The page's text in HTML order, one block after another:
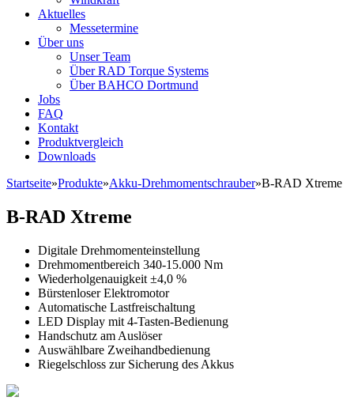
Aktuelles
Messetermine
Über uns
Unser Team
Über RAD Torque Systems
Über BAHCO Dortmund
Jobs
FAQ
Kontakt
Produktvergleich
Downloads
Startseite»Produkte»Akku-Drehmomentschrauber»B-RAD Xtreme
B-RAD Xtreme
Digitale Drehmomenteinstellung
Drehmomentbereich 340-15.000 Nm
Wiederholgenauigkeit ±4,0 %
Bürstenloser Elektromotor
Automatische Lastfreischaltung
LED Display mit 4-Tasten-Bedienung
Handschutz am Auslöser
Auswählbare Zweihandbedienung
Riegelschloss zur Sicherung des Akkus